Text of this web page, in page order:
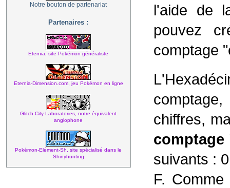
Notre bouton de partenariat
Partenaires :
Eternia, site Pokémon généraliste
Eternia-Dimension.com, jeu Pokémon en ligne
Glitch City Laboratories, notre équivalent
anglophone
Pokémon-Elément-Sh, site spécialisé dans le
Shinyhunting
l'aide de
pouvez
comptage
chiffres,
comptage
suivants :
F.